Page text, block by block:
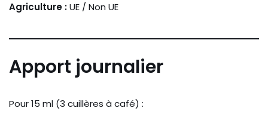
Agriculture :UE / Non UE
Apport journalier
Pour 15 ml (3 cuillères à café) :